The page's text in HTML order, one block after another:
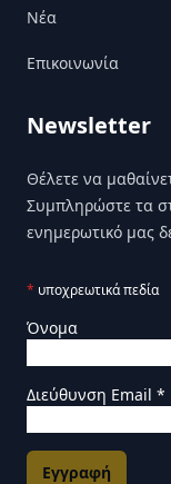
Nέα
Επικοινωνία
Newsletter
Θέλετε να
Συμπληρώστε τα
ενημερωτικό μας
* υποχρεωτικά πεδία
Όνομα
Διεύθυνση Email *